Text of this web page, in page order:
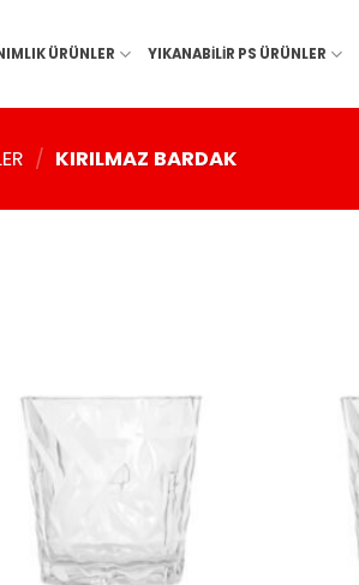
ÜRÜNLER YIKANABİLİR PS ÜRÜNLER
/ KIRILMAZ BARDAK